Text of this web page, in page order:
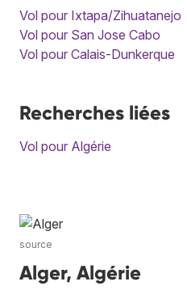
Vol pour Ixtapa/Zihuatanejo
Vol pour San Jose Cabo
Vol pour Calais-Dunkerque
Recherches liées
Vol pour Algérie
source
Alger, Algérie